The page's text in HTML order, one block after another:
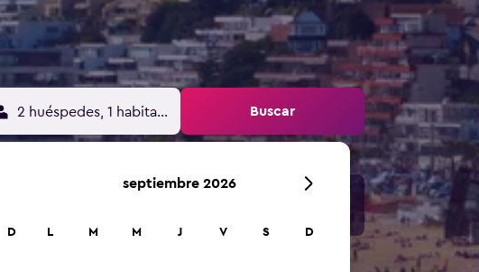
2 huéspedes, 1 habitación Buscar
D
septiembre 2026
L M M J V S D